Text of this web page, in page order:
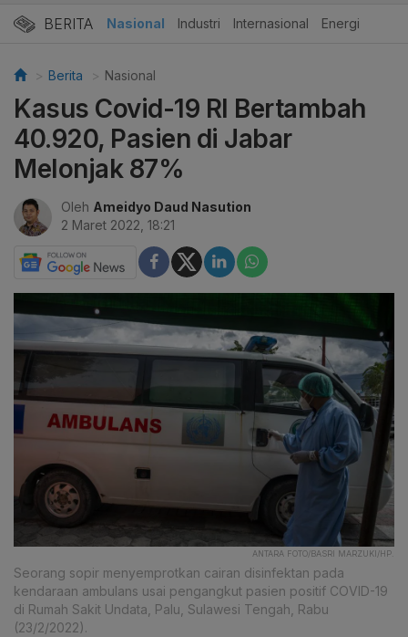
BERITA Nasional Industri Internasional Energi
Berita Nasional
Kasus Covid-19 RI Bertambah
40.920, Pasien di Jabar
Melonjak 87%
Oleh Ameidyo Daud Nasution
2 Maret 2022, 18:21
ANTARA FOTO/BASRI MARZUKI/HP.
Seorang sopir menyemprotkan cairan disinfektan pada
kendaraan ambulans usai pengangkut pasien positif COVID-19
di Rumah Sakit Undata, Palu, Sulawesi Tengah, Rabu
(23/2/2022).